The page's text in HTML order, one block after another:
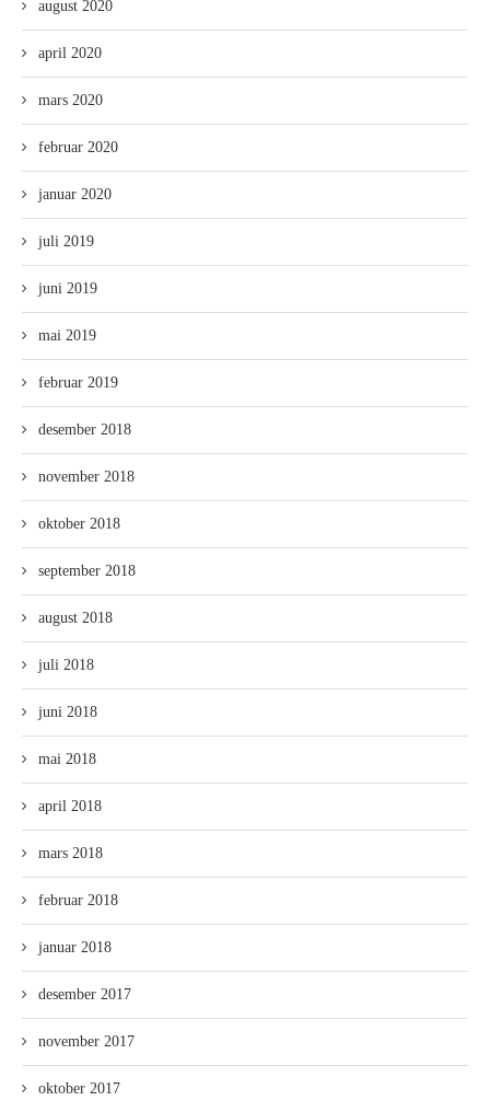
august 2020
april 2020
mars 2020
februar 2020
januar 2020
juli 2019
juni 2019
mai 2019
februar 2019
desember 2018
november 2018
oktober 2018
september 2018
august 2018
juli 2018
juni 2018
mai 2018
april 2018
mars 2018
februar 2018
januar 2018
desember 2017
november 2017
oktober 2017